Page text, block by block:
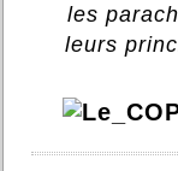
les
leurs